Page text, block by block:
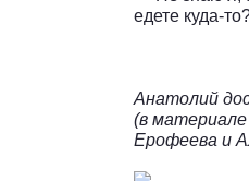
едете куда-
Анатолий
(в материале
Ерофеева и